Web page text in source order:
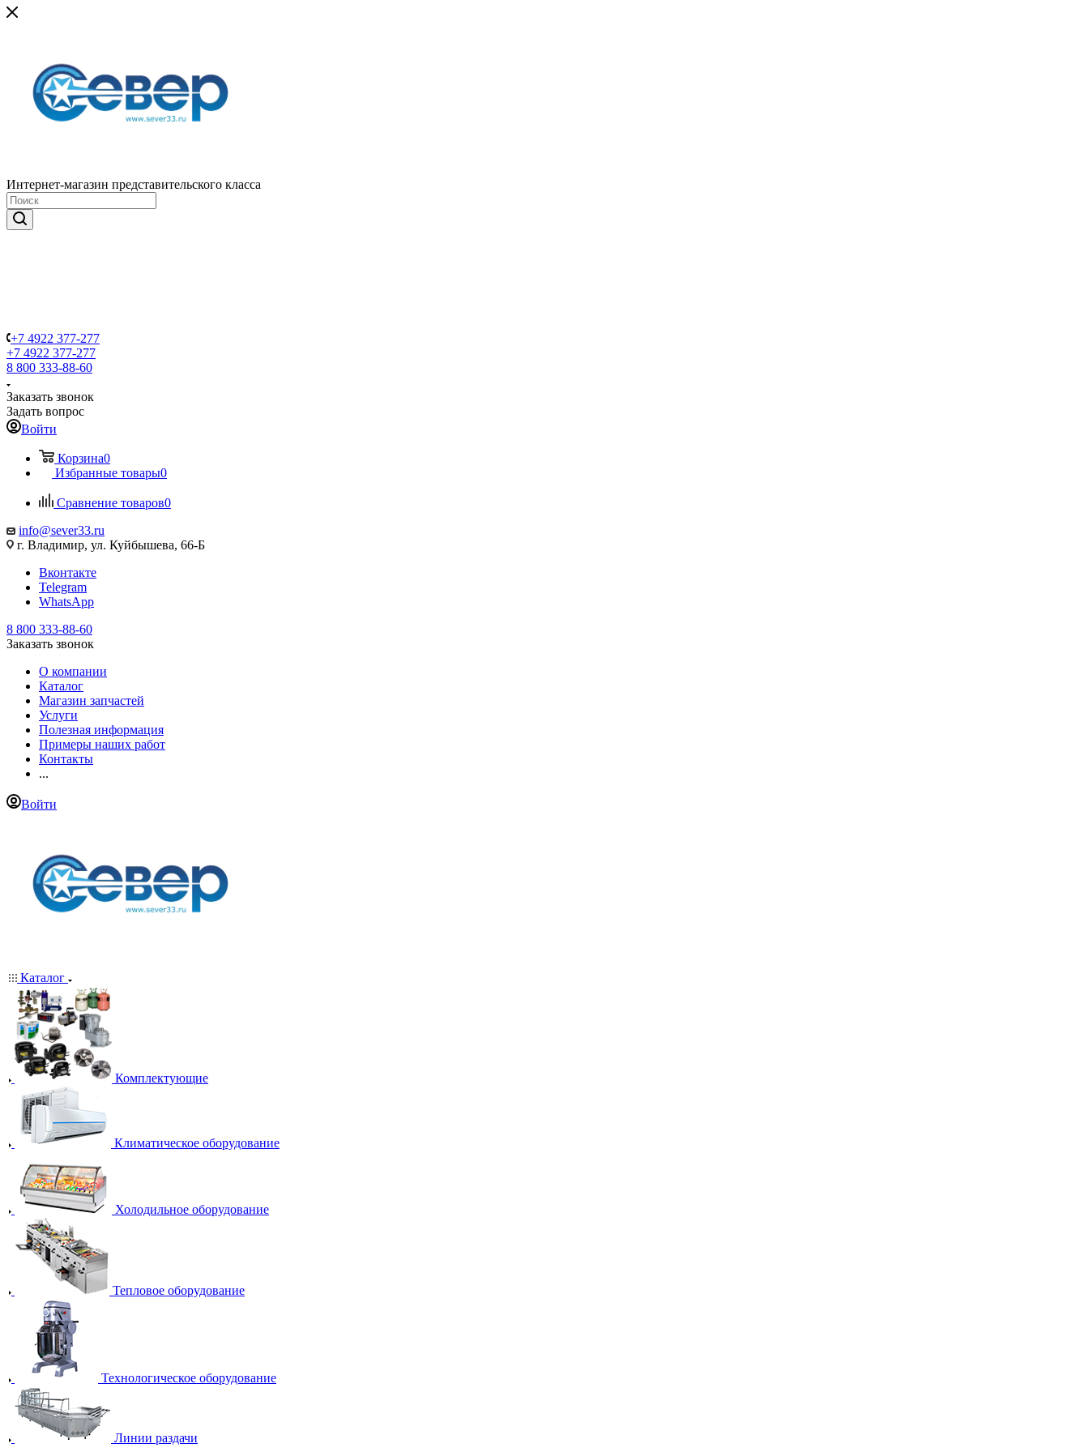
Интернет-магазин представительского класса
+7 4922 377-277
+7 4922 377-277
8 800 333-88-60
Заказать звонок
Задать вопрос
Войти
Корзина0
Избранные товары0
Сравнение товаров0
info@sever33.ru
г. Владимир, ул. Куйбышева, 66-Б
Вконтакте
Telegram
WhatsApp
8 800 333-88-60
Заказать звонок
О компании
Каталог
Магазин запчастей
Услуги
Полезная информация
Примеры наших работ
Контакты
...
Войти
Каталог
Комплектующие
Климатическое оборудование
Холодильное оборудование
Тепловое оборудование
Технологическое оборудование
Линии раздачи